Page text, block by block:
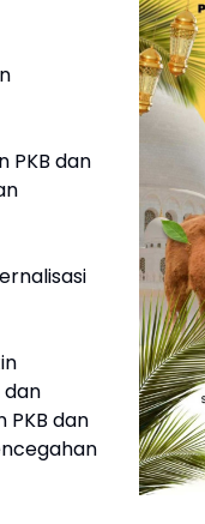
PKB dan
PKB dan